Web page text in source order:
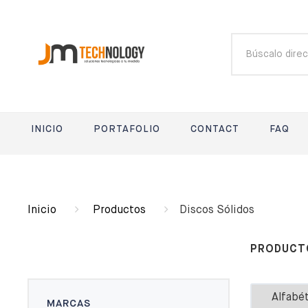
INICIO PORTAFOLIO CONTACT FAQ
Inicio Productos Discos Sólidos
MARCAS